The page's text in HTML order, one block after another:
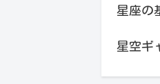
星座の
星空ギ